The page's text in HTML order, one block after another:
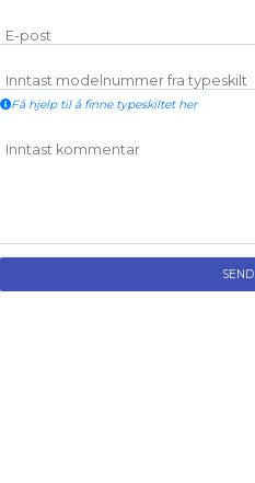
E-post
Inntast modelnummer fra typeskilt
Få hjelp til å finne typeskiltet her
Inntast kommentar
SEND